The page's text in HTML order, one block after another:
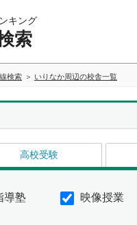
キング
索
検索 いりなか周辺の校舎一覧
高校受験
導塾 映像授業